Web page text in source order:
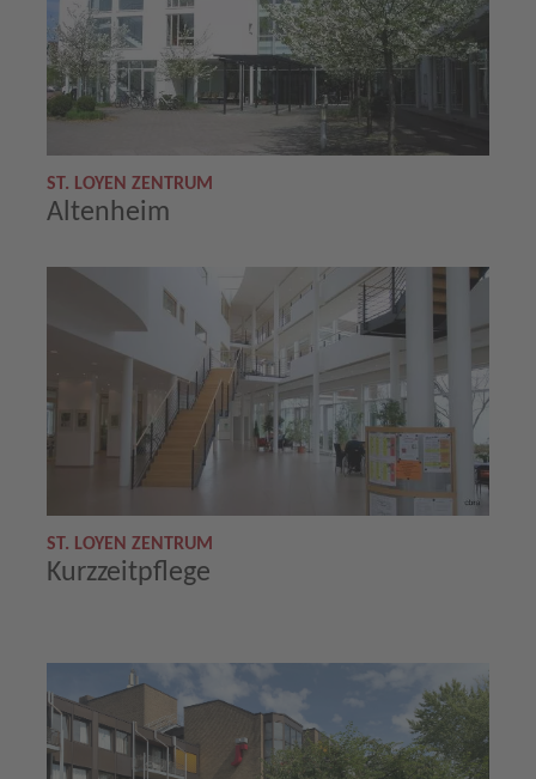
ST. LOYEN ZENTRUM
Altenheim
ST. LOYEN ZENTRUM
Kurzzeitpflege